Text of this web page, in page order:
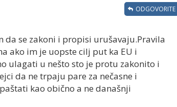
da se zakoni i propisi urušavaju.Pravila
ako im je uopste cilj put ka EU i
ulagati u nešto sto je protu zakonito i
da ne trpaju pare za nečasne i
kao obično a ne današnji
ODGOVORITE